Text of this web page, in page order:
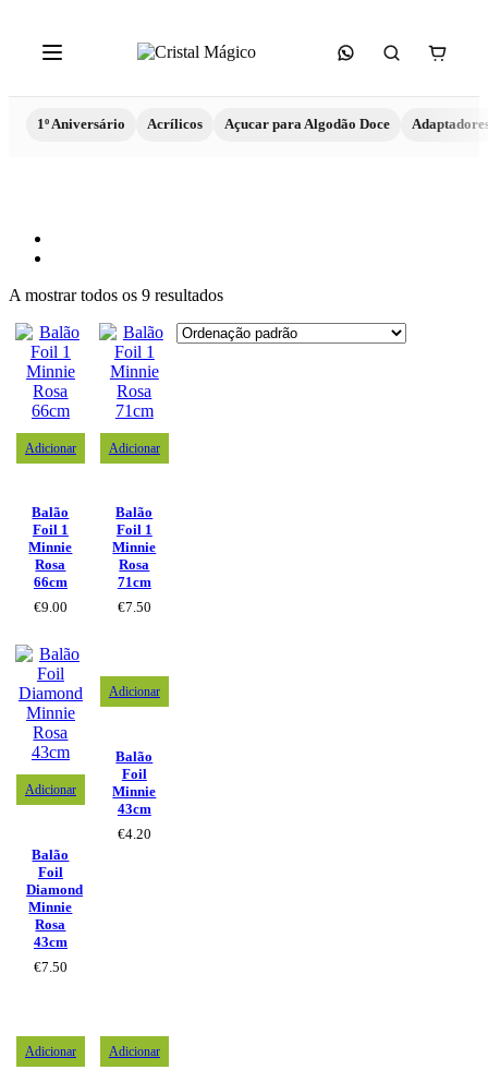
1º Aniversário Acrílicos Açucar para Algodão Doce
A mostrar todos os 9 resultados
Adicionar
Balão
Foil 1
Minnie
Rosa
66cm
€9.00
Adicionar
Balão
Foil 1
Minnie
Rosa
71cm
€7.50
Adicionar
Balão
Foil
Diamond
Minnie
Rosa
43cm
€7.50
Adicionar
Balão
Foil
Minnie
43cm
€4.20
Adicionar Adicionar